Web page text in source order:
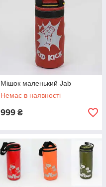
Мішок маленький Jab
Немає в наявності
999 ₴